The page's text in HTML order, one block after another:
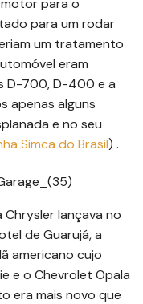
motor para o
para um rodar
um tratamento
eram
D-700, D-400 e a
apenas alguns
e no seu
Simca do Brasil) .
Chrysler lançava no
de Guarujá, a
americano cujo
e o Chevrolet Opala
era mais novo que